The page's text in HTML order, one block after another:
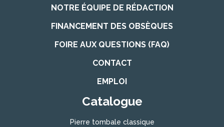
NOTRE ÉQUIPE DE RÉDACTION
FINANCEMENT DES OBSÈQUES
FOIRE AUX QUESTIONS (FAQ)
CONTACT
EMPLOI
Catalogue
Pierre tombale classique